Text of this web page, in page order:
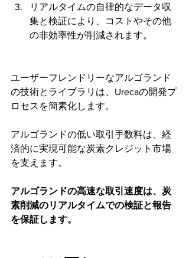
リアルタイムの自律的なデータ収
集と検証により、コストやその他
の非効率性が削減されます。
ユーザーフレンドリーなアルゴランド
の技術とライブラリは、Urecaの開発プ
ロセスを簡素化します。
アルゴランドの低い取引手数料は、経
済的に実現可能な炭素クレジット市場
を支えます。
アルゴランドの高速な取引速度は、炭
素削減のリアルタイムでの検証と報告
を保証します。